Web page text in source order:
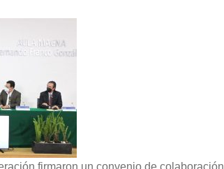
firmaron un convenio de colaboración